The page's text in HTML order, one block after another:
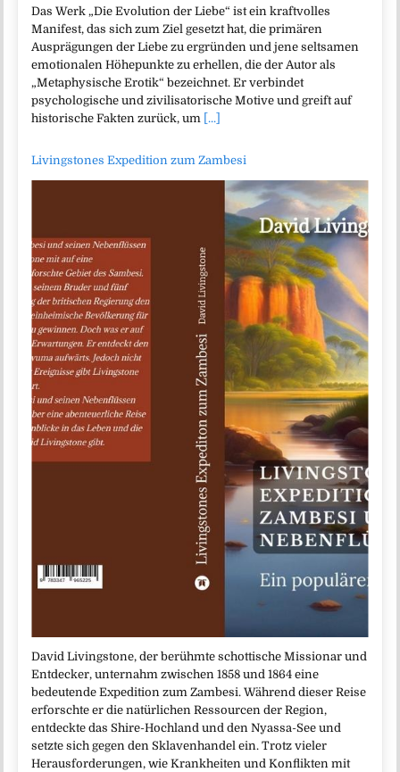
Das Werk „Die Evolution der Liebe“ ist ein kraftvolles
Manifest, das sich zum Ziel gesetzt hat, die primären
Ausprägungen der Liebe zu ergründen und jene seltsamen
emotionalen Höhepunkte zu erhellen, die der Autor als
„Metaphysische Erotik“ bezeichnet. Er verbindet
psychologische und zivilisatorische Motive und greift auf
historische Fakten zurück, um [...]
Livingstones Expedition zum Zambesi
David Livingstone, der berühmte schottische Missionar und
Entdecker, unternahm zwischen 1858 und 1864 eine
bedeutende Expedition zum Zambesi. Während dieser Reise
erforschte er die natürlichen Ressourcen der Region,
entdeckte das Shire-Hochland und den Nyassa-See und
setzte sich gegen den Sklavenhandel ein. Trotz vieler
Herausforderungen, wie Krankheiten und Konflikten mit